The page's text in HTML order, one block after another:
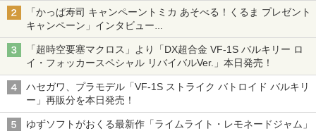
「かっぱ寿司 キャンペーントミカ あそべる！くるま プレゼント
キャンペーン」インタビュー
子どもが楽しめるかっぱ寿司ならではの体験とコラボの楽しさを
追求
「超時空要塞マクロス」より「DX超合金 VF-1S バルキリー ロ
イ・フォッカースペシャル リバイバルVer.」本日発売！
ハセガワ、プラモデル「VF-1S ストライク バトロイド バルキリ
ー」再販分を本日発売！
ゆずソフトがおくる最新作「ライムライト・レモネードジャム」